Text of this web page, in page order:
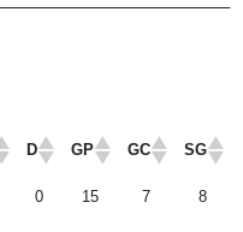
D GP GC SG
0 15 7 8